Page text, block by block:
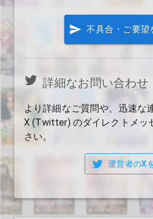
不具合・ご要望
詳細なお問い合わせ
より詳細なご質問や、迅速な
X (Twitter) のダイレクトメッ
さい。
運営者のX